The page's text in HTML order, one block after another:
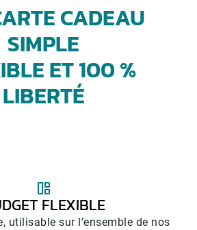
CADEAU
SIMPLE
ET 100 %
LIBERTÉ
FLEXIBLE
utilisable sur l’ensemble de nos